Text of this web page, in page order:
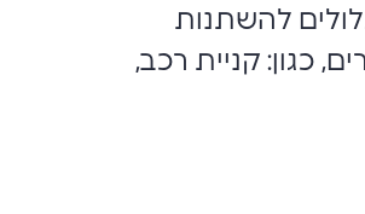
להשתנות
כגון: קניית רכב,